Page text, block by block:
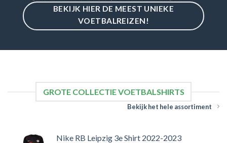
BEKIJK HIER DE MEEST UNIEKE
VOETBALREIZEN!
GROTE COLLECTIE VOETBALSHIRTS
Bekijk het hele assortiment
Nike RB Leipzig 3e Shirt 2022-2023